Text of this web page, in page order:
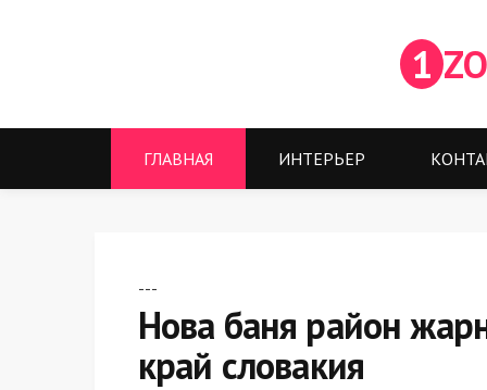
1
ГЛАВНАЯ ИНТЕРЬЕР
---
Нова баня район
край словакия